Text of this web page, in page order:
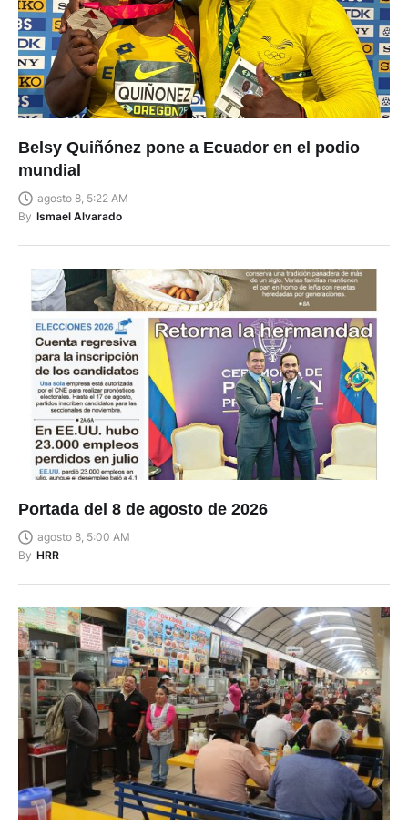
Belsy Quiñónez pone a Ecuador en el podio
mundial
agosto 8, 5:22 AM
By Ismael Alvarado
Portada del 8 de agosto de 2026
agosto 8, 5:00 AM
By HRR